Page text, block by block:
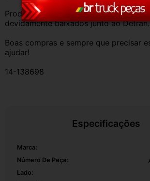
Produtos vendidos somente com Nota
devidamente baixados junto ao Detran.
Boas compras e sempre que precisar
ajudar!
14-138698
Especificações
Marca:
Número De Peça:
Lado: